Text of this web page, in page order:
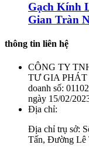
Gạch Kính
Gian Tràn
thông tin liên hệ
CÔNG TY
TƯ GIA PHÁT
doanh số:
ngày 15/02/
Địa chỉ:
Địa chỉ trụ sở:
Tấn, Đường Lê